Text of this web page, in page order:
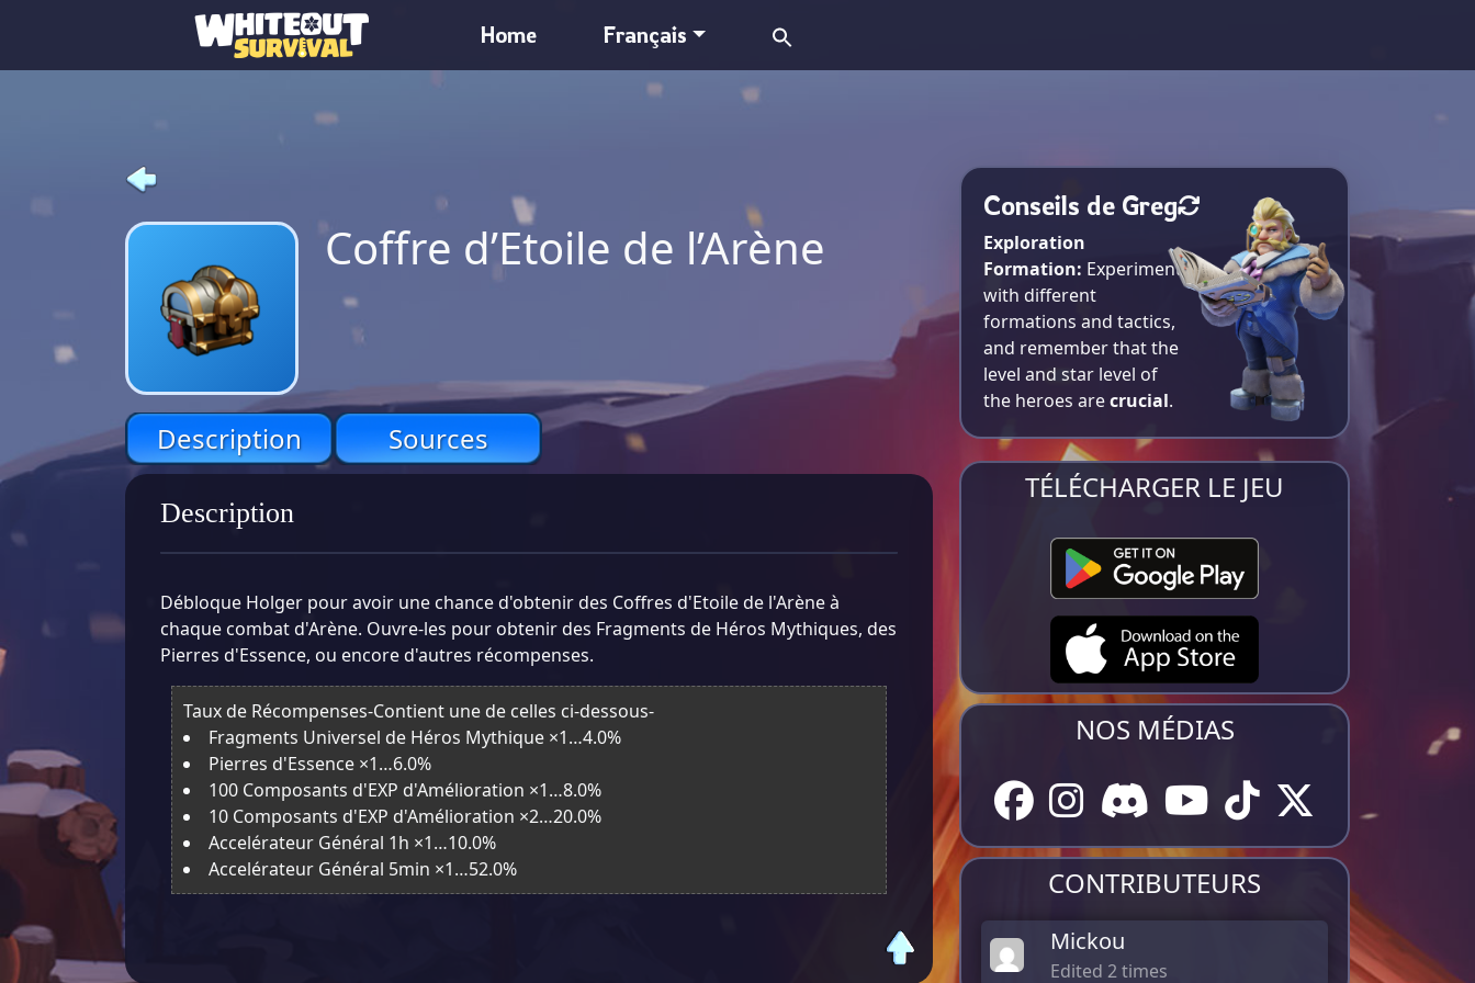
Home Français
Coffre d’Etoile de l’Arène
Description Sources
Description
Débloque Holger pour avoir une chance d'obtenir des Coffres d'Etoile de l'Arène à
chaque combat d'Arène. Ouvre-les pour obtenir des Fragments de Héros Mythiques, des
Pierres d'Essence, ou encore d'autres récompenses.
Taux de Récompenses-Contient une de celles ci-dessous-
Fragments Universel de Héros Mythique ×1…4.0%
Pierres d'Essence ×1…6.0%
100 Composants d'EXP d'Amélioration ×1…8.0%
10 Composants d'EXP d'Amélioration ×2…20.0%
Accelérateur Général 1h ×1…10.0%
Accelérateur Général 5min ×1…52.0%
Conseils de Greg
Exploration
Formation: Experiment
with different
formations and tactics,
and remember that the
level and star level of
the heroes arecrucial.
TÉLÉCHARGER LE JEU
NOS MÉDIAS
CONTRIBUTEURS
Mickou
Edited 2 times